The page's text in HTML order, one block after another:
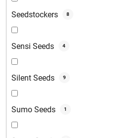
Seedstockers 8
Sensi Seeds 4
Silent Seeds 9
Sumo Seeds 1